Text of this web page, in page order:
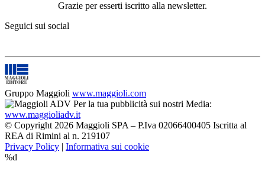
Grazie per esserti iscritto alla newsletter.
Seguici sui social
Gruppo Maggioli www.maggioli.com
Per la tua pubblicità sui nostri Media:
www.maggioliadv.it
© Copyright 2026 Maggioli SPA – P.Iva 02066400405 Iscritta al
REA di Rimini al n. 219107
Privacy Policy | Informativa sui cookie
%d